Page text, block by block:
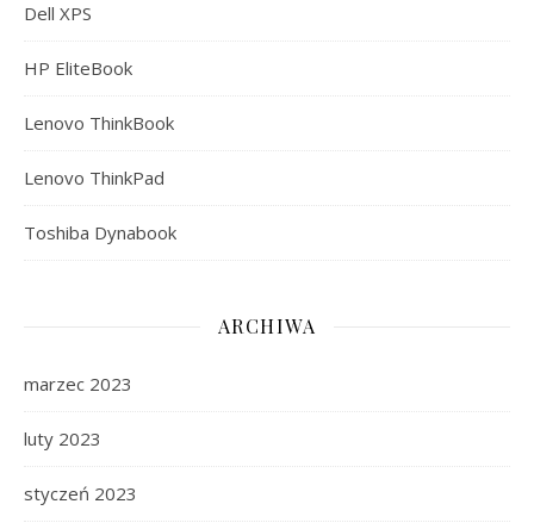
Dell XPS
HP EliteBook
Lenovo ThinkBook
Lenovo ThinkPad
Toshiba Dynabook
ARCHIWA
marzec 2023
luty 2023
styczeń 2023